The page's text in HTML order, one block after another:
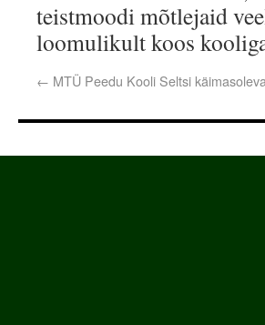
teistmoodi mõtlejaid
loomulikult koos
← MTÜ Peedu Kooli Seltsi